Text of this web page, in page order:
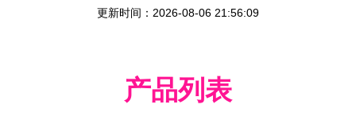
更新时间：2026-08-06 21:56:09
产品列表